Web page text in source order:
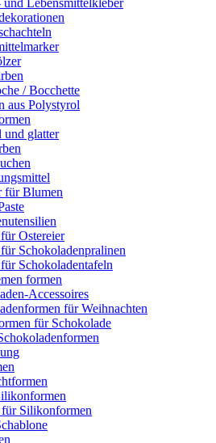
Lebensmittelkleber
/ Bocchette
aus Polystyrol
und glatter
für Blumen
Ostereier
Schokoladenpralinen
Schokoladentafeln
formen
Accessoires
für Weihnachten
für Schokolade
für Silikonformen